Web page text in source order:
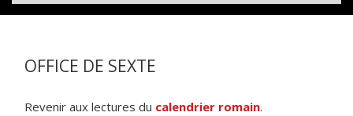
OFFICE DE SEXTE
Revenir aux lectures du calendrier romain.